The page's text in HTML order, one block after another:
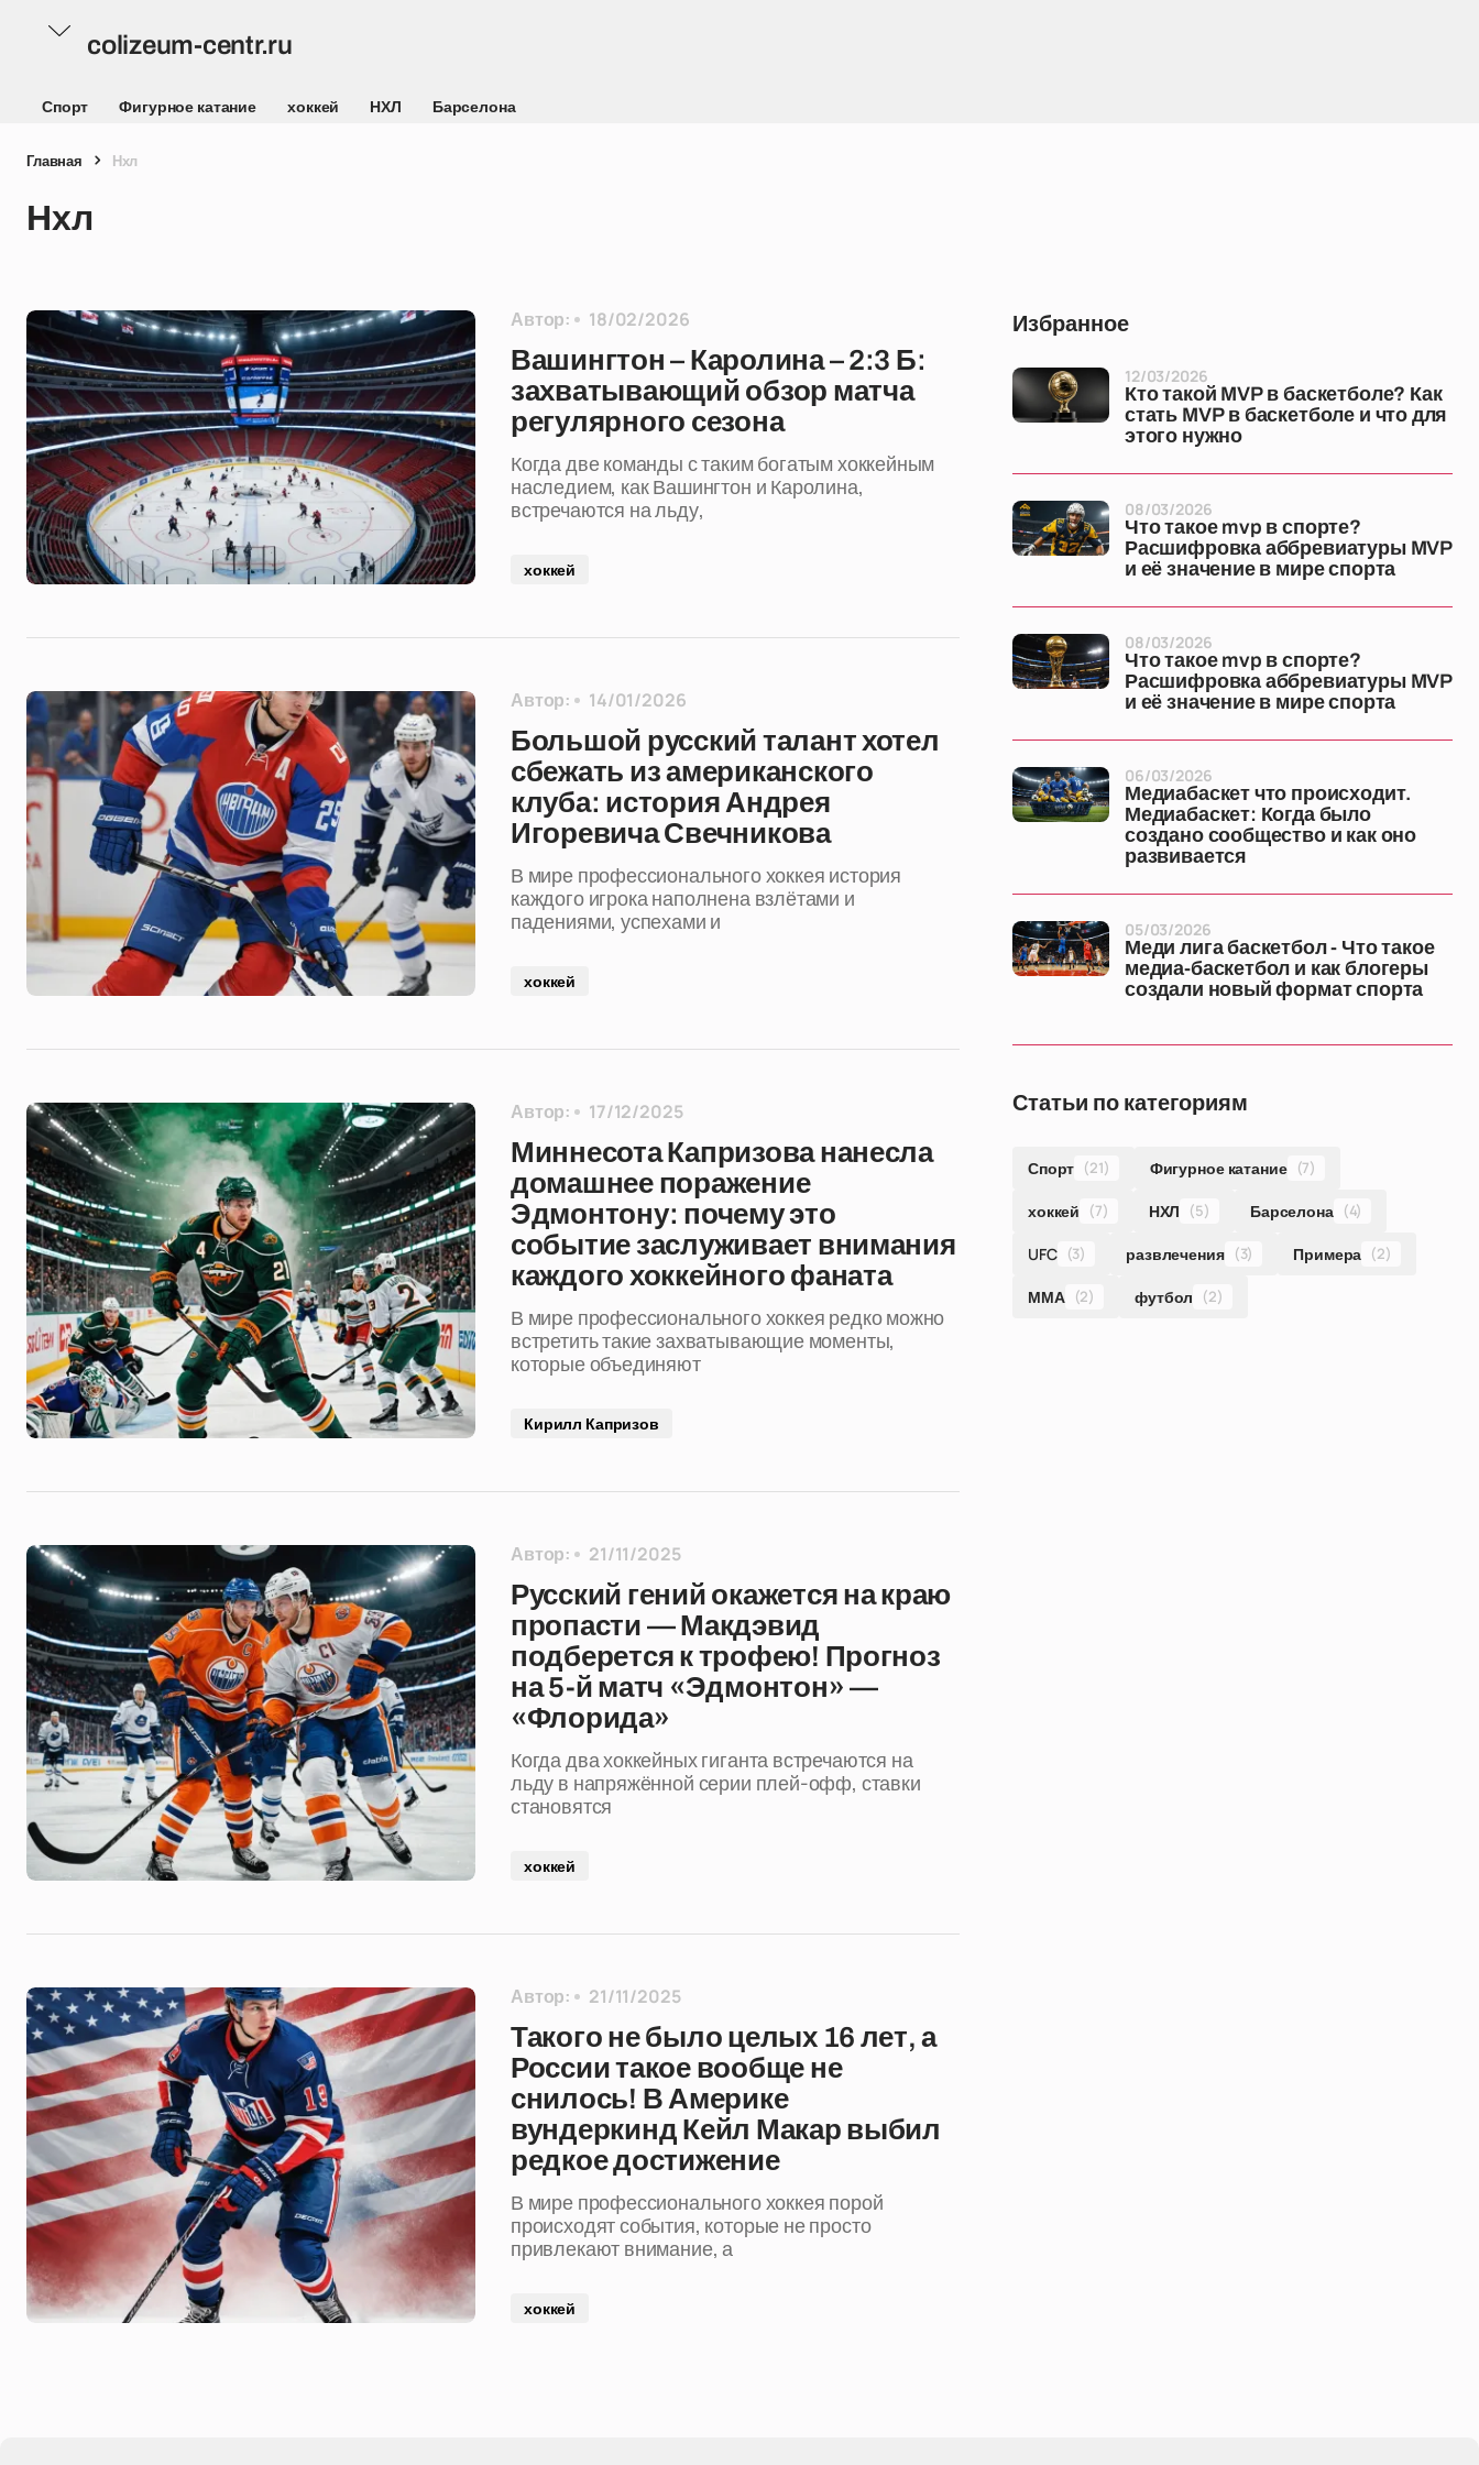
colizeum-centr.ru
Спорт Фигурное катание хоккей НХЛ Барселона
Главная Нхл
Нхл
Автор: 18/02/2026
Вашингтон – Каролина – 2:3 Б:
захватывающий обзор матча
регулярного сезона
Когда две команды с таким богатым хоккейным
наследием, как Вашингтон и Каролина,
встречаются на льду,
хоккей
Автор: 14/01/2026
Большой русский талант хотел
сбежать из американского
клуба: история Андрея
Игоревича Свечникова
В мире профессионального хоккея история
каждого игрока наполнена взлётами и
падениями, успехами и
хоккей
Автор: 17/12/2025
Миннесота Капризова нанесла
домашнее поражение
Эдмонтону: почему это
событие заслуживает внимания
каждого хоккейного фаната
В мире профессионального хоккея редко можно
встретить такие захватывающие моменты,
которые объединяют
Кирилл Капризов
Автор: 21/11/2025
Русский гений окажется на краю
пропасти — Макдэвид
подберется к трофею! Прогноз
на 5-й матч «Эдмонтон» —
«Флорида»
Когда два хоккейных гиганта встречаются на
льду в напряжённой серии плей-офф, ставки
становятся
хоккей
Автор: 21/11/2025
Такого не было целых 16 лет, а
России такое вообще не
снилось! В Америке
вундеркинд Кейл Макар выбил
редкое достижение
В мире профессионального хоккея порой
происходят события, которые не просто
привлекают внимание, а
хоккей
Избранное
Кто такой MVP в баскетболе? Как
стать MVP в баскетболе и что для
этого нужно
12/03/2026
Что такое mvp в спорте?
Расшифровка аббревиатуры MVP
и её значение в мире спорта
08/03/2026
Что такое mvp в спорте?
Расшифровка аббревиатуры MVP
и её значение в мире спорта
08/03/2026
Медиабаскет что происходит.
Медиабаскет: Когда было
создано сообщество и как оно
развивается
06/03/2026
Меди лига баскетбол - Что такое
медиа-баскетбол и как блогеры
создали новый формат спорта
05/03/2026
Статьи по категориям
Спорт (21) Фигурное катание (7)
хоккей (7) НХЛ (5) Барселона (4)
UFC (3) развлечения (3) Примера (2)
ММА (2) футбол (2)